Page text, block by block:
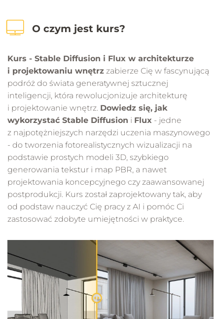
O czym jest kurs?
Kurs - Stable Diffusion i Flux w architekturze
i projektowaniu wnętrz zabierze Cię w fascynującą
podróż do świata generatywnej sztucznej
inteligencji, która rewolucjonizuje architekturę
i projektowanie wnętrz. Dowiedz się, jak
wykorzystać Stable Diffusion i Flux - jedne
z najpotężniejszych narzędzi uczenia maszynowego
- do tworzenia fotorealistycznych wizualizacji na
podstawie prostych modeli 3D, szybkiego
generowania tekstur i map PBR, a nawet
projektowania koncepcyjnego czy zaawansowanej
postprodukcji. Kurs został zaprojektowany tak, aby
od podstaw nauczyć Cię pracy z AI i pomóc Ci
zastosować zdobyte umiejętności w praktyce.